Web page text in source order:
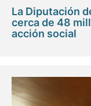
La Diputación
cerca de 48
acción social